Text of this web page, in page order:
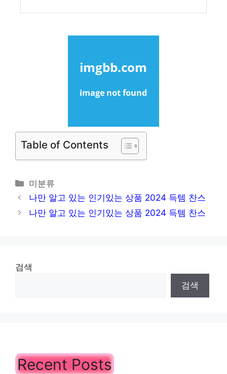
Table of Contents
카
테
고
리
미분류
나만 알고 있는 인기있는 상품 2024 득템 찬스
나만 알고 있는 인기있는 상품 2024 득템 찬스
검색
검색
Recent Posts